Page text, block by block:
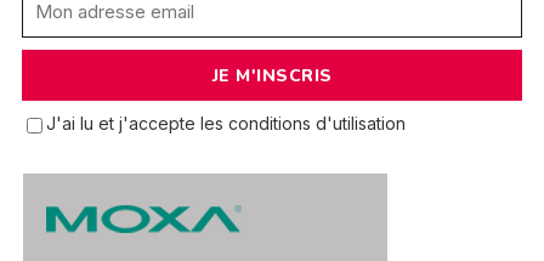
J'ai lu et j'accepte les conditions d'utilisation